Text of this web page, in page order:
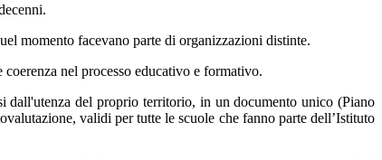
momento facevano parte di organizzazioni distinte.
nel processo educativo e formativo.
dall'utenza del proprio territorio, in un documento unico (Piano
validi per tutte le scuole che fanno parte dell’Istituto